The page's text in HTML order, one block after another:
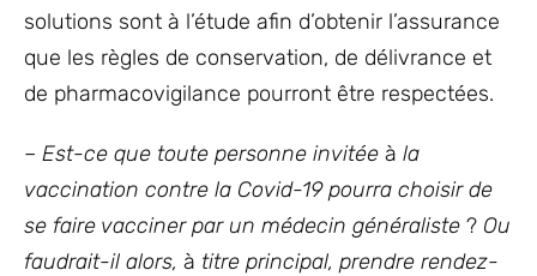
solutions sont à l’étude afin d’obtenir l’assurance
que les règles de conservation, de délivrance et
de pharmacovigilance pourront être respectées.
– Est-ce que toute personne invitée à la
vaccination contre la Covid-19 pourra choisir de
se faire vacciner par un médecin généraliste ? Ou
faudrait-il alors, à titre principal, prendre rendez-